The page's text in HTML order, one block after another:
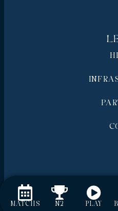
MATCHS N2 PLAY
RC Pays de Grasse